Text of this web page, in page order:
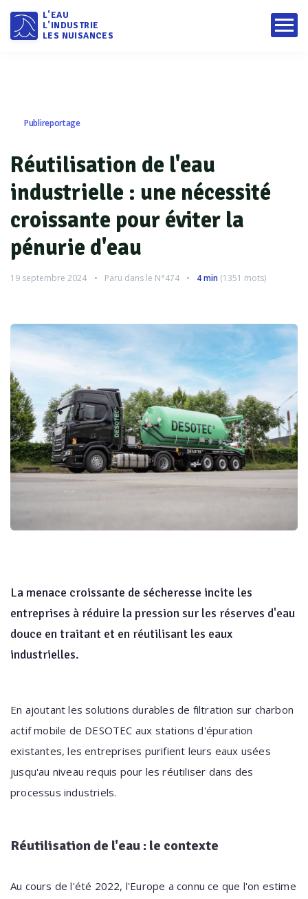
L'EAU
L'INDUSTRIE
LES NUISANCES
Publireportage
Réutilisation de l'eau
industrielle : une nécessité
croissante pour éviter la
pénurie d'eau
19 septembre 2024 Paru dans le N°474 4 min (1351 mots)
La menace croissante de sécheresse incite les
entreprises à réduire la pression sur les réserves d'eau
douce en traitant et en réutilisant les eaux
industrielles.
En ajoutant les solutions durables de filtration sur charbon
actif mobile de DESOTEC aux stations d'épuration
existantes, les entreprises purifient leurs eaux usées
jusqu'au niveau requis pour les réutiliser dans des
processus industriels.
Réutilisation de l'eau : le contexte
Au cours de l'été 2022, l'Europe a connu ce que l'on estime